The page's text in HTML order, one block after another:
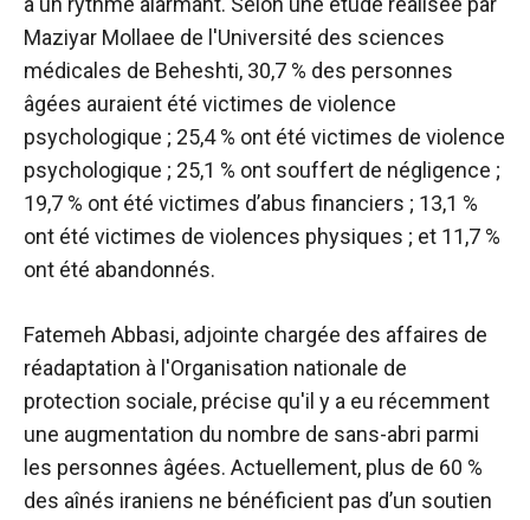
Maziyar Mollaee de l'Université des sciences
médicales de Beheshti, 30,7 % des personnes
âgées auraient été victimes de violence
psychologique ; 25,4 % ont été victimes de violence
psychologique ; 25,1 % ont souffert de négligence ;
19,7 % ont été victimes d’abus financiers ; 13,1 %
ont été victimes de violences physiques ; et 11,7 %
ont été abandonnés.
Fatemeh Abbasi, adjointe chargée des affaires de
réadaptation à l'Organisation nationale de
protection sociale, précise qu'il y a eu récemment
une augmentation du nombre de sans-abri parmi
les personnes âgées. Actuellement, plus de 60 %
des aînés iraniens ne bénéficient pas d’un soutien